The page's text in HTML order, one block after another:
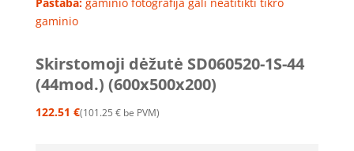
gaminio
Skirstomoji dėžutė SD060520-1S-44
(44mod.) (600x500x200)
122.51 € 101.25 € be PVM